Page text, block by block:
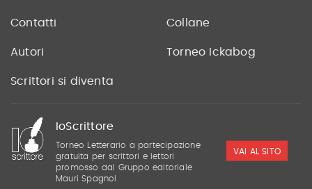
Contatti Collane
Autori Torneo Ickabog
Scrittori si diventa
IoScrittore
Torneo Letterario a partecipazione
gratuita per scrittori e lettori
promosso dal Gruppo editoriale
Mauri Spagnol
VAI AL SITO